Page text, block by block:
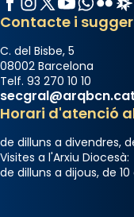
View on Facebook ·
Contacte i
C. del Bisbe, 5
08002 Barcelona
Telf. 93 270 10 10
secgral@arqbcn.cat
Horari d'atenció
de dilluns a divendres,
Visites a l'Arxiu Diocesà:
de dilluns a dijous, de 10